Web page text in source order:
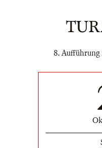
8. Aufführung